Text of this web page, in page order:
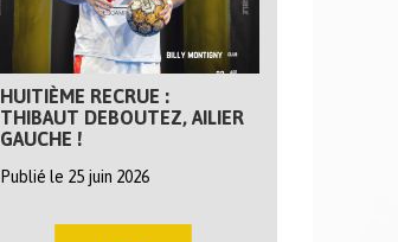
HUITIÈME RECRUE :
THIBAUT DEBOUTEZ, AILIER
GAUCHE !
Publié le 25 juin 2026